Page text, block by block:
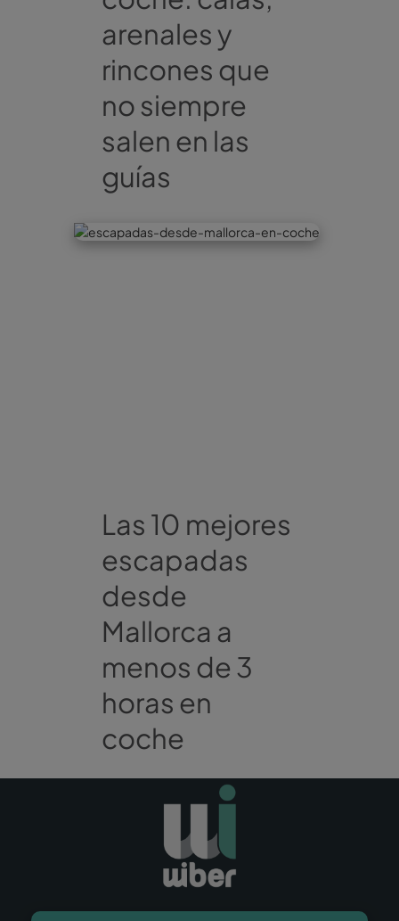
arenales y
rincones que
no siempre
salen en las
guías
Las 10 mejores
escapadas
desde
Mallorca a
menos de 3
horas en
coche